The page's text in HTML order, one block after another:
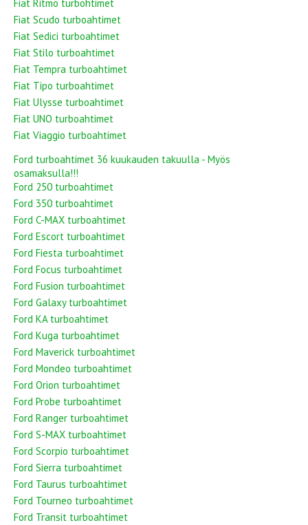
Fiat Ritmo turbohtimet
Fiat Scudo turboahtimet
Fiat Sedici turboahtimet
Fiat Stilo turboahtimet
Fiat Tempra turboahtimet
Fiat Tipo turboahtimet
Fiat Ulysse turboahtimet
Fiat UNO turboahtimet
Fiat Viaggio turboahtimet
Ford turboahtimet 36 kuukauden takuulla - Myös
osamaksulla!!!
Ford 250 turboahtimet
Ford 350 turboahtimet
Ford C-MAX turboahtimet
Ford Escort turboahtimet
Ford Fiesta turboahtimet
Ford Focus turboahtimet
Ford Fusion turboahtimet
Ford Galaxy turboahtimet
Ford KA turboahtimet
Ford Kuga turboahtimet
Ford Maverick turboahtimet
Ford Mondeo turboahtimet
Ford Orion turboahtimet
Ford Probe turboahtimet
Ford Ranger turboahtimet
Ford S-MAX turboahtimet
Ford Scorpio turboahtimet
Ford Sierra turboahtimet
Ford Taurus turboahtimet
Ford Tourneo turboahtimet
Ford Transit turboahtimet